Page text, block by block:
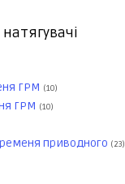
ГРМ (10)
ГРМ (10)
приводного (23)